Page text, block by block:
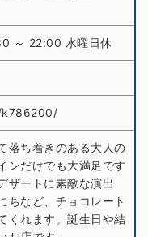
～ 22:00 水曜日休
落ち着きのある大人の
ンだけでも大満足です
ザートに素敵な演出
ちなど、チョコレート
くれます。誕生日や結